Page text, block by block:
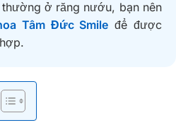
ở răng nướu, bạn nên
Tâm Đức Smile để được